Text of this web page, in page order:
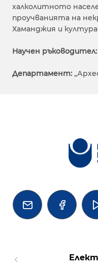
халколитното
проучванията на
Хаманджия и култура
Научен ръководител:
Департамент:
 